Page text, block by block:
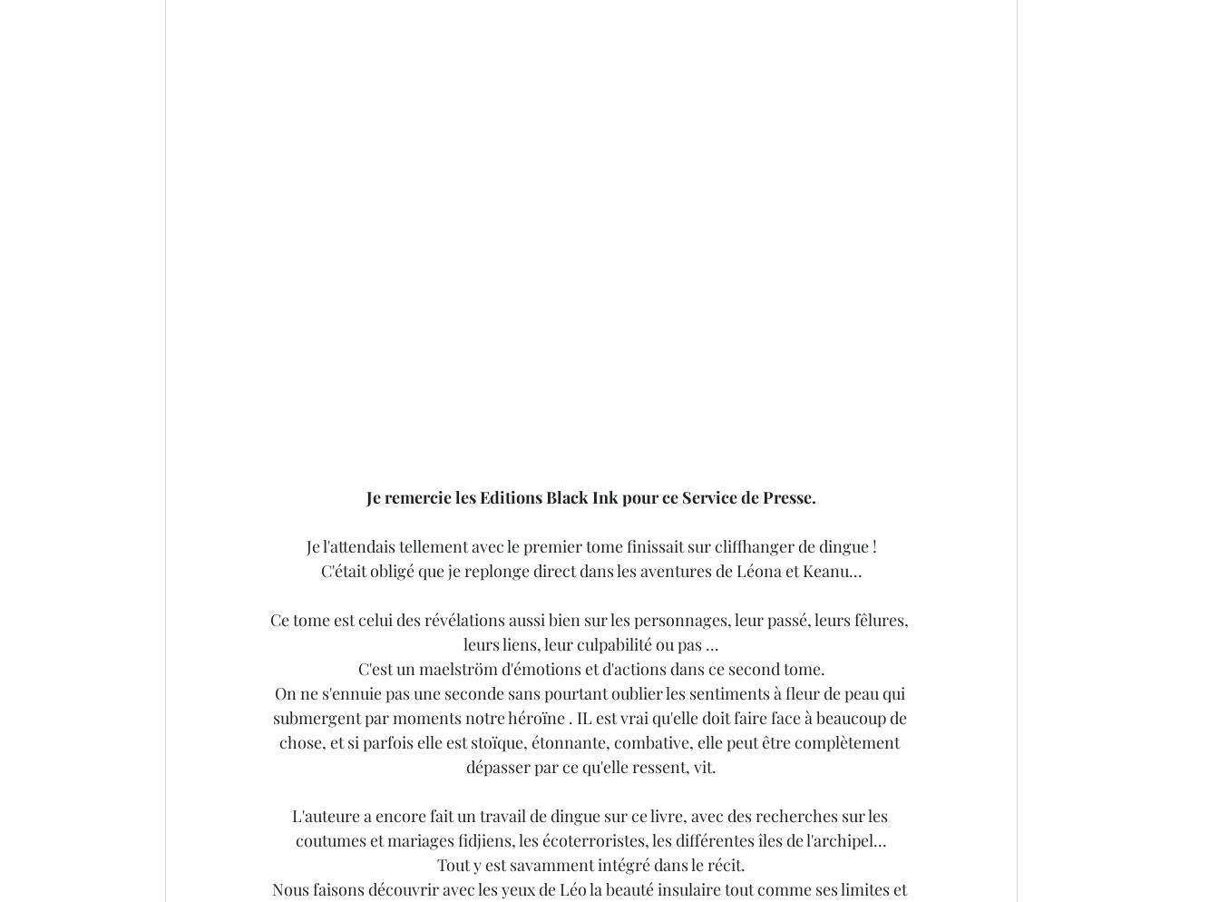
Je remercie les Editions Black Ink pour ce Service de Presse.
Je l'attendais tellement avec le premier tome finissait sur cliffhanger de dingue !
C'était obligé que je replonge direct dans les aventures de Léona et Keanu...
Ce tome est celui des révélations aussi bien sur les personnages, leur passé, leurs fêlures,
leurs liens, leur culpabilité ou pas ...
C'est un maelström d'émotions et d'actions dans ce second tome.
On ne s'ennuie pas une seconde sans pourtant oublier les sentiments à fleur de peau qui
submergent par moments notre héroïne . IL est vrai qu'elle doit faire face à beaucoup de
chose, et si parfois elle est stoïque, étonnante, combative, elle peut être complètement
dépasser par ce qu'elle ressent, vit.
L'auteure a encore fait un travail de dingue sur ce livre, avec des recherches sur les
coutumes et mariages fidjiens, les écoterroristes, les différentes îles de l'archipel...
Tout y est savamment intégré dans le récit.
Nous faisons découvrir avec les yeux de Léo la beauté insulaire tout comme ses limites et